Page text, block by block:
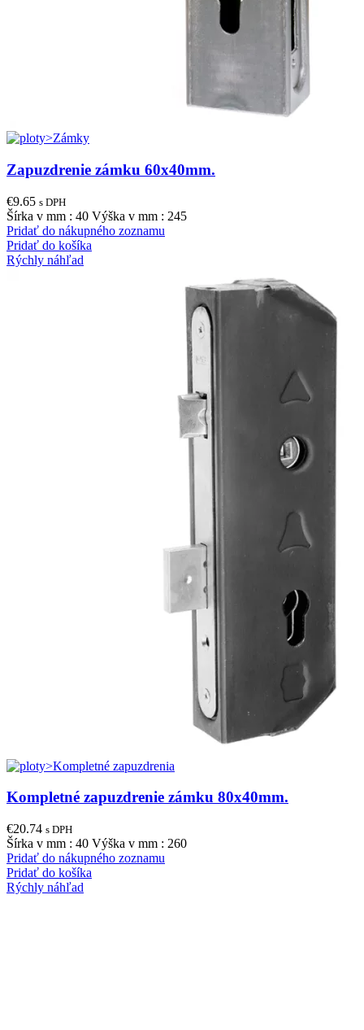
Zapuzdrenie zámku 60x40mm.
€9.65 s DPH
Šírka v mm : 40 Výška v mm : 245
Pridať do nákupného zoznamu
Pridať do košíka
Rýchly náhľad
Kompletné zapuzdrenie zámku 80x40mm.
€20.74 s DPH
Šírka v mm : 40 Výška v mm : 260
Pridať do nákupného zoznamu
Pridať do košíka
Rýchly náhľad